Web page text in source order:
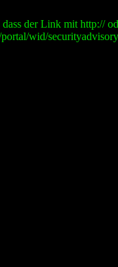
der Link mit http://
wid/